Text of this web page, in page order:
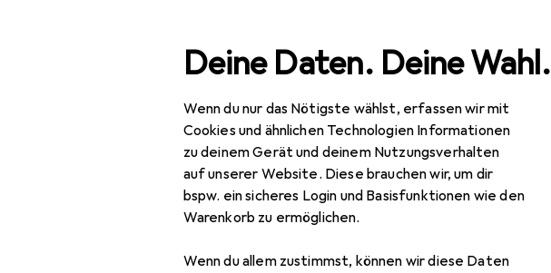
Deine Daten. Deine Wahl.
Wenn du nur das Nötigste wählst, erfassen wir mit
Cookies und ähnlichen Technologien Informationen
zu deinem Gerät und deinem Nutzungsverhalten
auf unserer Website. Diese brauchen wir, um dir
bspw. ein sicheres Login und Basisfunktionen wie den
Warenkorb zu ermöglichen.
Wenn du allem zustimmst, können wir diese Daten
Navigation nach Kategorien Gesamtsortiment Büro + Schreibwaren
EUR
12,99